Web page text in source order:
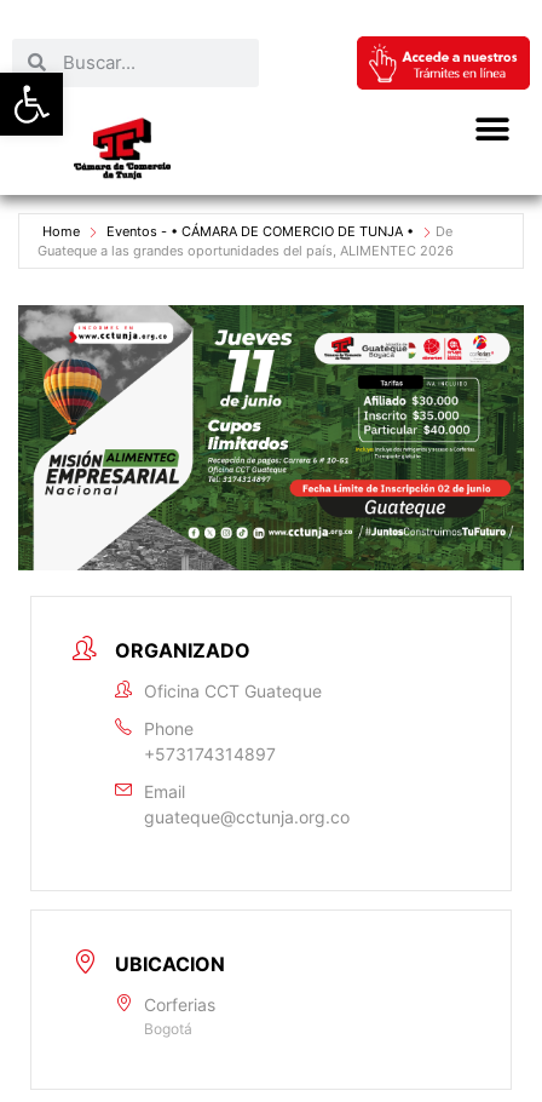
Abrir barra de herramientas
Home Eventos - • CÁMARA DE COMERCIO DE TUNJA •
De
Guateque a las grandes oportunidades del país, ALIMENTEC 2026
ORGANIZADO
Oficina CCT Guateque
Phone
+573174314897
Email
guateque@cctunja.org.co
UBICACION
Corferias
Bogotá